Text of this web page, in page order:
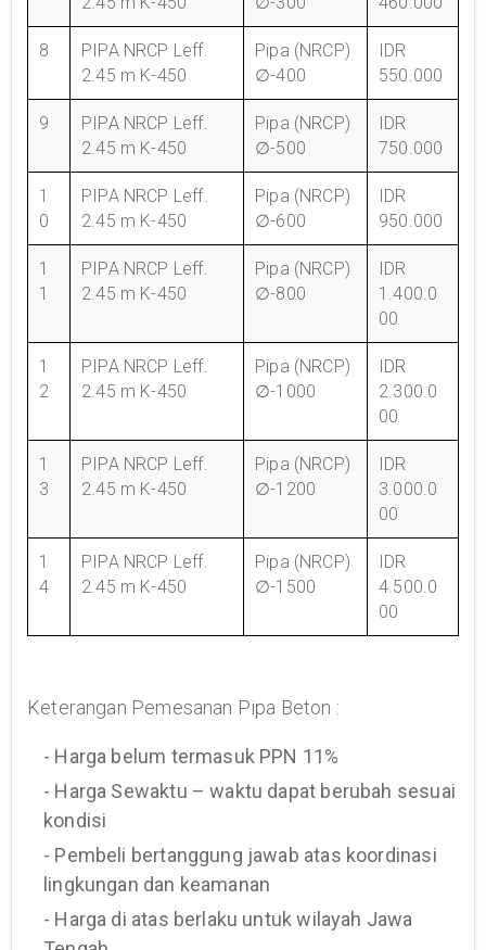
8
PIPA NRCP Leff.
2.45 m K-450
Pipa (NRCP)
∅-400
IDR
550.000
9
PIPA NRCP Leff.
2.45 m K-450
Pipa (NRCP)
∅-500
IDR
750.000
1
0
PIPA NRCP Leff.
2.45 m K-450
Pipa (NRCP)
∅-600
IDR
950.000
1
1
PIPA NRCP Leff.
2.45 m K-450
Pipa (NRCP)
∅-800
IDR
1.400.0
00
1
2
PIPA NRCP Leff.
2.45 m K-450
Pipa (NRCP)
∅-1000
IDR
2.300.0
00
1
3
PIPA NRCP Leff.
2.45 m K-450
Pipa (NRCP)
∅-1200
IDR
3.000.0
00
1
4
PIPA NRCP Leff.
2.45 m K-450
Pipa (NRCP)
∅-1500
IDR
4.500.0
00
Keterangan Pemesanan Pipa Beton :
- Harga belum termasuk PPN 11%
- Harga Sewaktu – waktu dapat berubah sesuai
kondisi
- Pembeli bertanggung jawab atas koordinasi
lingkungan dan keamanan
- Harga di atas berlaku untuk wilayah Jawa